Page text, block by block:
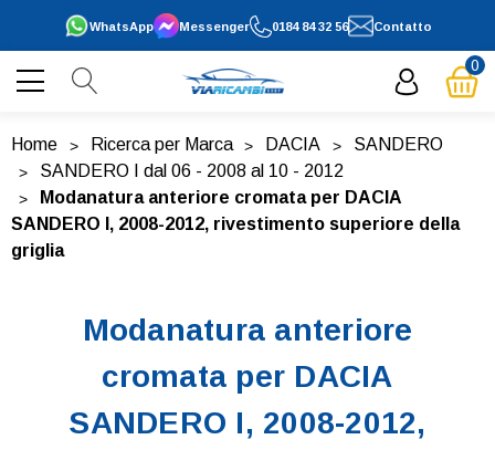
0184 84 32 56
WhatsApp Contatto
Messenger
0
Home Ricerca per Marca DACIA
SANDERO
SANDERO I dal 06 - 2008 al 10 - 2012
Modanatura anteriore cromata per DACIA
SANDERO I, 2008-2012, rivestimento superiore della
griglia
Modanatura anteriore
cromata per DACIA
SANDERO I, 2008-2012,